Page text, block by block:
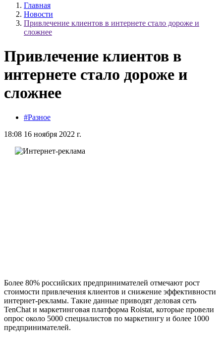
Главная
Новости
Привлечение клиентов в интернете стало дороже и
сложнее
Привлечение клиентов в
интернете стало дороже и
сложнее
#Разное
18:08 16 ноября 2022 г.
Более 80% российских предпринимателей отмечают рост
стоимости привлечения клиентов и снижение эффективности
интернет-рекламы. Такие данные приводят деловая сеть
TenChat и маркетинговая платформа Roistat, которые провели
опрос около 5000 специалистов по маркетингу и более 1000
предпринимателей.